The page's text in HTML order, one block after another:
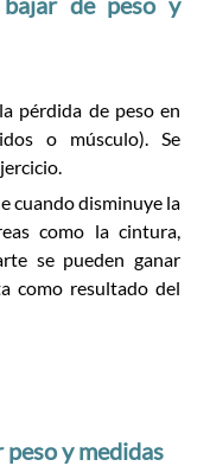
pérdida de peso en
o músculo). Se
cuando disminuye la
como la cintura,
se pueden ganar
como resultado del
y medidas